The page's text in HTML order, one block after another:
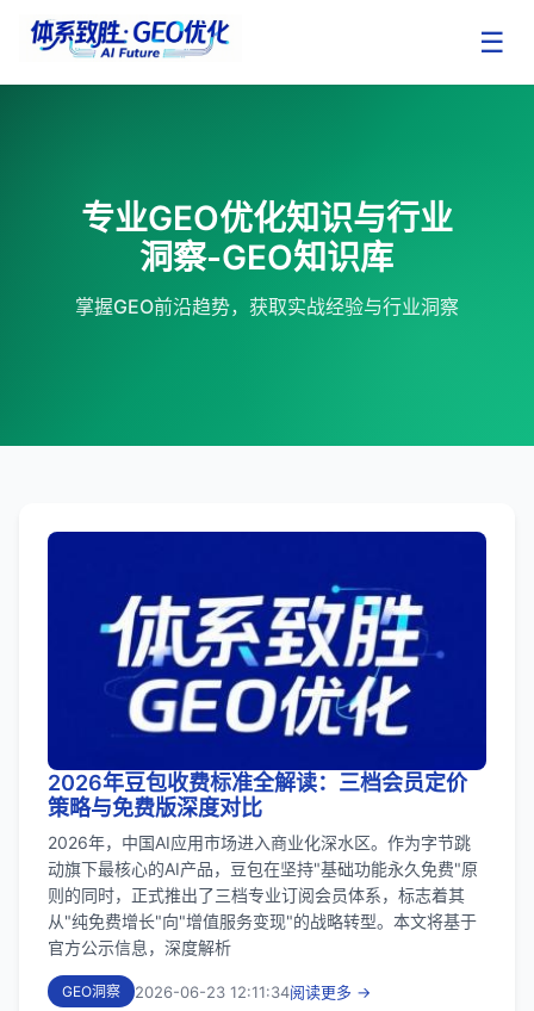
☰
专业GEO优化知识与行业
洞察-GEO知识库
掌握GEO前沿趋势，获取实战经验与行业洞察
2026年豆包收费标准全解读：三档会员定价
策略与免费版深度对比
2026年，中国AI应用市场进入商业化深水区。作为字节跳
动旗下最核心的AI产品，豆包在坚持"基础功能永久免费"原
则的同时，正式推出了三档专业订阅会员体系，标志着其
从"纯免费增长"向"增值服务变现"的战略转型。本文将基于
官方公示信息，深度解析
GEO洞察 2026-06-23 12:11:34阅读更多 →